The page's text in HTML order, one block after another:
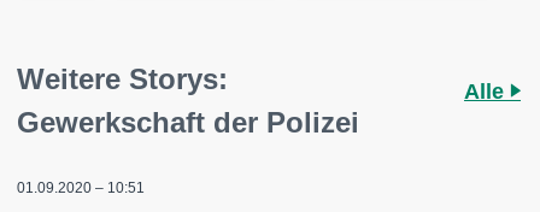
Weitere Storys:
Gewerkschaft der Polizei
Alle
01.09.2020 – 10:51